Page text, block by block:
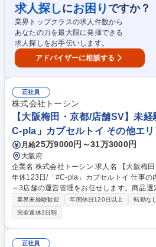
業務、アテンド業務、お客様対応、客室管
理(技術面、接客面でのフォローや指導 ■企
新規サービス開発 ■備品、消耗品の発注および管理業務
験歓迎【奈良/接客サービス職】奈良県が運
求人探しにお困り ですか？
業界トップクラスの求人件数から
あなたの力を最大限に発揮できる
求人探しをお手伝いします。
アドバイザーに相談する
正社員
株式会社トーシン
【大阪梅田・京都/店舗SV】未
C-pla」カプセルトイ その他エ
月給25万9000円～31万3000円
大阪府
企業名 株式会社トーシン 求人名 【大阪梅田・京都/店舗SV】未経験歓迎/
年休123日/「#C-pla」カプセルトイ 仕事の内容 「#C-pla」のSVとして2
～3店舗の運営管理をお任せします。商品
ント等、業務は多岐にわたりますので裁量
ことが叶います。変更の範囲:当社業務全般 【業務詳細】・カプセルトイ
の商品選定（仕入れた商品の中から、自店
加発注を行います） ・イベント企画（季節
理・金銭管理（両替機の釣銭準備）・収益
業界未経験歓迎 年間休日120日以上 転勤なし
完全週休2日制
正社員